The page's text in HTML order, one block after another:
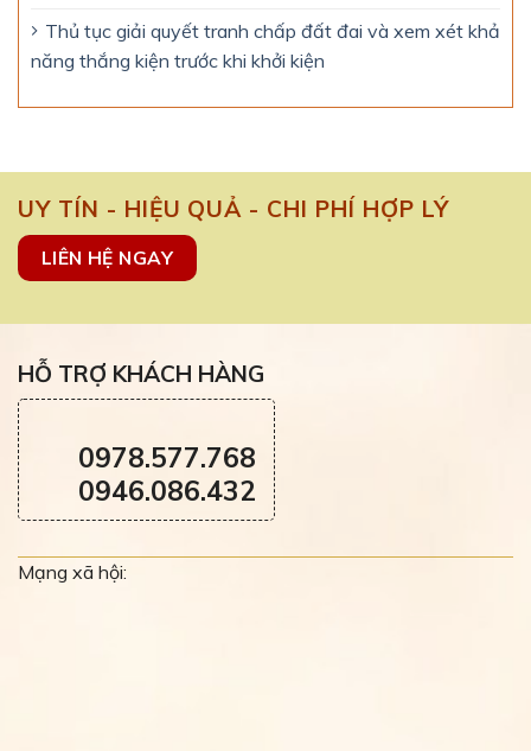
Thủ tục giải quyết tranh chấp đất đai và xem xét khả
năng thắng kiện trước khi khởi kiện
UY TÍN - HIỆU QUẢ - CHI PHÍ HỢP LÝ
LIÊN HỆ NGAY
HỖ TRỢ KHÁCH HÀNG
0978.577.768
0946.086.432
Mạng xã hội: